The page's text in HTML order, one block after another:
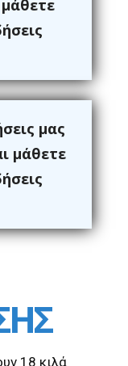
μάθετε
μας
μάθετε
18 κιλά